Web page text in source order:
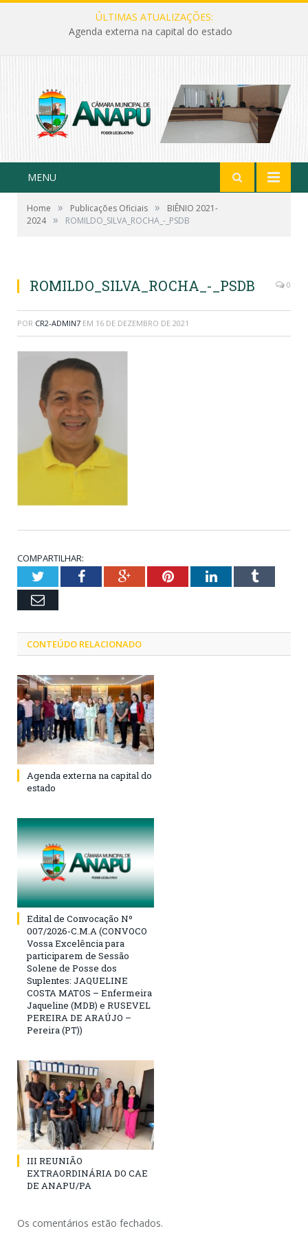
ÚLTIMAS ATUALIZAÇÕES:
Agenda externa na capital do estado
MENU
Home » Publicações Oficiais »
BIÊNIO 2021-
2024 » ROMILDO_SILVA_ROCHA_-_PSDB
ROMILDO_SILVA_ROCHA_-_PSDB 0
POR CR2-ADMIN7 EM 16 DE DEZEMBRO DE 2021
COMPARTILHAR:
TwitterFacebookGoogle+PinterestLinkedInTumblr
Email
CONTEÚDO RELACIONADO
Agenda externa na capital do
estado
Edital de Convocação Nº
007/2026-C.M.A (CONVOCO
Vossa Excelência para
participarem de Sessão
Solene de Posse dos
Suplentes: JAQUELINE
COSTA MATOS – Enfermeira
Jaqueline (MDB) e RUSEVEL
PEREIRA DE ARAÚJO –
Pereira (PT))
III REUNIÃO
EXTRAORDINÁRIA DO CAE
DE ANAPU/PA
Os comentários estão fechados.